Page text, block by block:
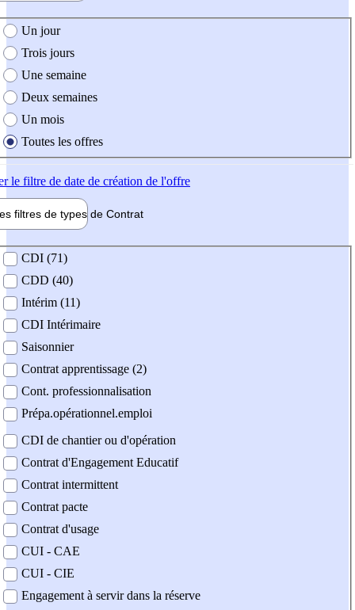
création de l'offre
Un jour
Trois jours
Une semaine
Deux semaines
Un mois
Toutes les offres
le filtre de date de création de l'offre
filtres de types de Contrat
contrat
CDI (71)
CDD (40)
Intérim (11)
CDI Intérimaire
Saisonnier
Contrat apprentissage (2)
Cont. professionnalisation
Prépa.opérationnel.emploi
CDI de chantier ou d'opération
Contrat d'Engagement Educatif
Contrat intermittent
Contrat pacte
Contrat d'usage
CUI - CAE
CUI - CIE
Engagement à servir dans la réserve